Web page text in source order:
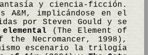
y ciencia-ficción.
A&M, implicándose en el
por Steven Gould y se
(The Element of
Necromancer, 1998),
escenario la trilogía